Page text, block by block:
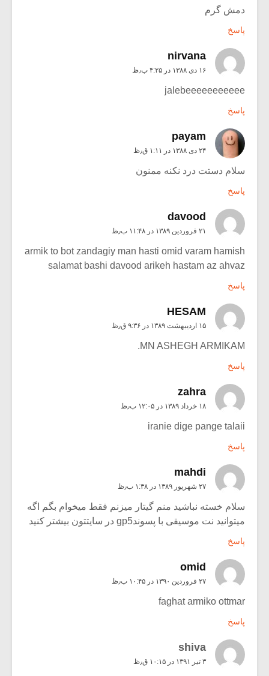
دمش گرم
پاسخ
nirvana
۱۶ دی ۱۳۸۸ در ۴:۲۵ ب٫ظ
jalebeeeeeeeeeee
پاسخ
payam
۲۴ دی ۱۳۸۸ در ۱:۱۱ ق٫ظ
سلام دستت درد نکنه ممنون
پاسخ
davood
۲۱ فروردین ۱۳۸۹ در ۱۱:۴۸ ب٫ظ
armik to bot zandagiy man hasti omid varam hamish
salamat bashi davood arikeh hastam az ahvaz
پاسخ
HESAM
۱۵ اردیبهشت ۱۳۸۹ در ۹:۳۶ ق٫ظ
MN ASHEGH ARMIKAM.
پاسخ
zahra
۱۸ خرداد ۱۳۸۹ در ۱۲:۰۵ ب٫ظ
iranie dige pange talaii
پاسخ
mahdi
۲۷ شهریور ۱۳۸۹ در ۱:۳۸ ب٫ظ
سلام خسته نباشید منم گیتار میزنم فقط میخوام بگم اگه
میتوانید نت موسیقی با پسوندgp5 در سایتتون بیشتر کنید
پاسخ
omid
۲۷ فروردین ۱۳۹۰ در ۱۰:۴۵ ب٫ظ
faghat armiko ottmar
پاسخ
shiva
۳ تیر ۱۳۹۱ در ۱۰:۱۵ ق٫ظ